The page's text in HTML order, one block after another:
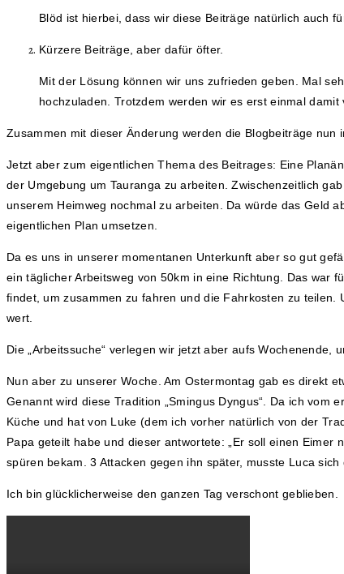
Blöd ist hierbei, dass wir diese Beiträge natürlich auch
Kürzere Beiträge, aber dafür öfter.
Mit der Lösung können wir uns zufrieden geben. Mal
hochzuladen. Trotzdem werden wir es erst einmal
Zusammen mit dieser Änderung werden die Blogbeiträge
Jetzt aber zum eigentlichen Thema des Beitrages: Eine
der Umgebung um Tauranga zu arbeiten. Zwischenzeitlich
unserem Heimweg nochmal zu arbeiten. Da würde das Geld
eigentlichen Plan umsetzen.
Da es uns in unserer momentanen Unterkunft aber so gut
ein täglicher Arbeitsweg von 50km in eine Richtung. Das war
findet, um zusammen zu fahren und die Fahrkosten zu
wert.
Die „Arbeitssuche“ verlegen wir jetzt aber aufs
Nun aber zu unserer Woche. Am Ostermontag gab es direkt
Genannt wird diese Tradition „Smingus Dyngus“. Da ich
Küche und hat von Luke (dem ich vorher natürlich von der
Papa geteilt habe und dieser antwortete: „Er soll einen
spüren bekam. 3 Attacken gegen ihn später, musste Luca
Ich bin glücklicherweise den ganzen Tag verschont geblieben.